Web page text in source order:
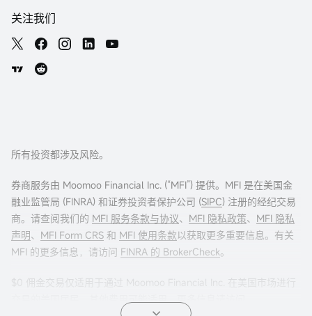
关注我们
所有投资都涉及风险。
券商服务由 Moomoo Financial Inc. (“MFI”) 提供。MFI 是在美国金
融业监管局 (FINRA) 和证券投资者保护公司 (SIPC) 注册的经纪交易
商。请查阅我们的 MFI 服务条款与协议、 MFI 隐私政策、 MFI 隐私
声明、 MFI Form CRS 和 MFI 使用条款以获取更多重要信息。有关
MFI 的更多信息，请访问 FINRA 的 BrokerCheck。
$0 佣金交易仅适用于通过 Moomoo Financial Inc. 在美国市场进行
交易的美国居民。其他费用可能适用。更多信息请访问